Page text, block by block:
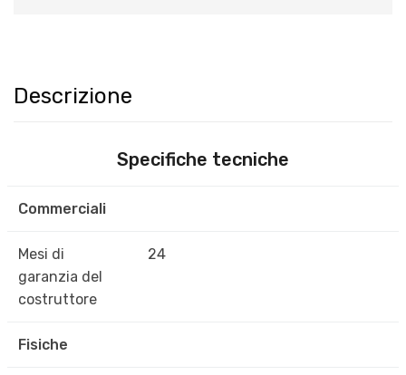
Descrizione
Specifiche tecniche
Commerciali
Mesi di
garanzia del
costruttore
24
Fisiche